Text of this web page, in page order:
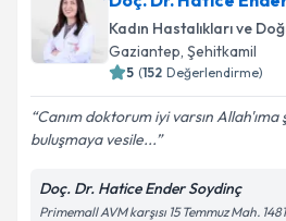
Kadın Hastalıkları ve
Gaziantep, Şehitkamil
5 (152 Değerlendirme)
Canım doktorum iyi varsın Allah'ıma
buluşmaya vesile...
Doç. Dr. Hatice Ender Soydinç
Primemall AVM karşısı 15 Temmuz Mah.